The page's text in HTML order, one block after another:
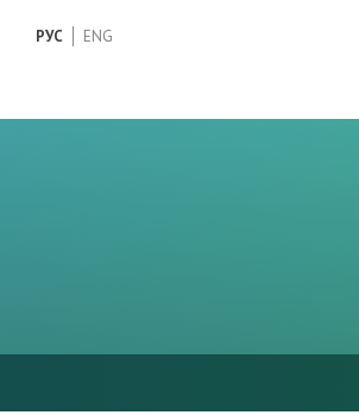
РУС ENG